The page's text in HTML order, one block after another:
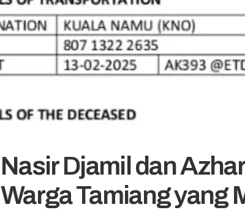
Nasir Djamil dan
Warga Tamiang yang